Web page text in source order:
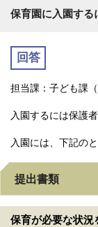
保育園に入園する
回答
担当課：子ども課
入園するには保護
入園には、下記の
提出書類
保育が必要な状況